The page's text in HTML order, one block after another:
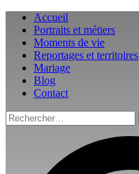
Aller
contenu
Accueil
Portraits et métiers
Moments de vie
Reportages et territoires
Mariage
Blog
Contact
Rechercher :